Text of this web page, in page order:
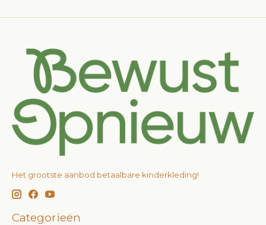
Het grootste aanbod betaalbare kinderkleding!
Categorieën